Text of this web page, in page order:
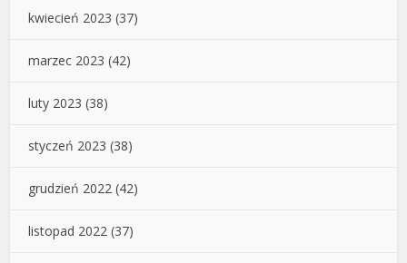
kwiecień 2023 (37)
marzec 2023 (42)
luty 2023 (38)
styczeń 2023 (38)
grudzień 2022 (42)
listopad 2022 (37)